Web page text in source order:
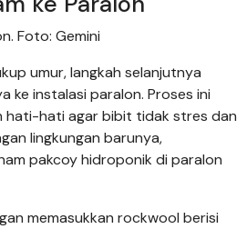
Foto: Gemini
umur, langkah selanjutnya
ke instalasi paralon. Proses ini
hati-hati agar bibit tidak stres dan
lingkungan barunya,
pakcoy hidroponik di paralon
memasukkan rockwool berisi